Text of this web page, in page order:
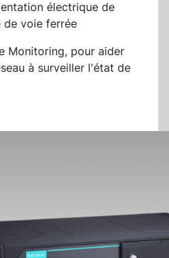
électrique de
voie ferrée
Monitoring, pour aider
à surveiller l'état de